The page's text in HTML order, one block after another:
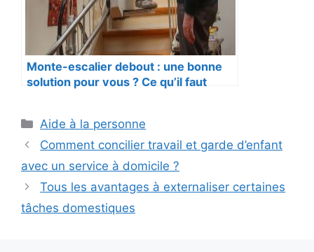
Monte-escalier debout : une bonne
solution pour vous ? Ce qu’il faut
Catégories
Aide à la personne
Comment concilier travail et garde d’enfant
avec un service à domicile ?
Tous les avantages à externaliser certaines
tâches domestiques